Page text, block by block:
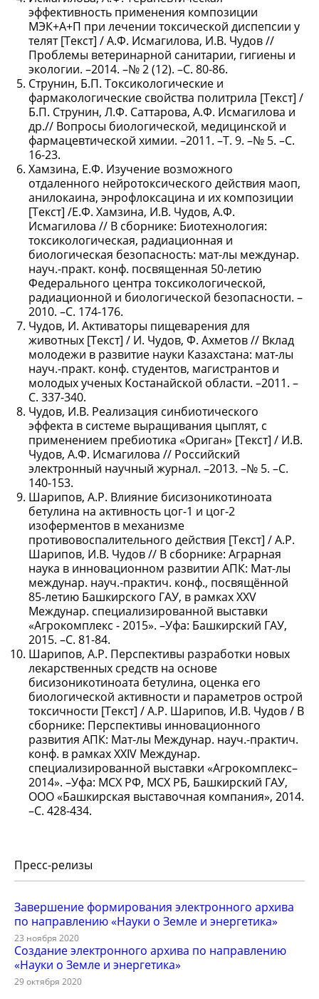
эффективность применения композиции
МЭК+А+П при лечении токсической диспепсии у
телят [Текст] / А.Ф. Исмагилова, И.В. Чудов //
Проблемы ветеринарной санитарии, гигиены и
экологии. –2014. –№ 2 (12). –С. 80-86.
Струнин, Б.П. Токсикологические и
фармакологические свойства политрила [Текст] /
Б.П. Струнин, Л.Ф. Саттарова, А.Ф. Исмагилова и
др.// Вопросы биологической, медицинской и
фармацевтической химии. –2011. –Т. 9. –№ 5. –С.
16-23.
Хамзина, Е.Ф. Изучение возможного
отдаленного нейротоксического действия маоп,
анилокаина, энрофлоксацина и их композиции
[Текст] /Е.Ф. Хамзина, И.В. Чудов, А.Ф.
Исмагилова // В сборнике: Биотехнология:
токсикологическая, радиационная и
биологическая безопасность: мат-лы междунар.
науч.-практ. конф. посвященная 50-летию
Федерального центра токсикологической,
радиационной и биологической безопасности. –
2010. –С. 174-176.
Чудов, И. Активаторы пищеварения для
животных [Текст] / И. Чудов, Ф. Ахметов // Вклад
молодежи в развитие науки Казахстана: мат-лы
науч.-практ. конф. студентов, магистрантов и
молодых ученых Костанайской области. –2011. –
С. 337-340.
Чудов, И.В. Реализация синбиотического
эффекта в системе выращивания цыплят, с
применением пребиотика «Ориган» [Текст] / И.В.
Чудов, А.Ф. Исмагилова // Российский
электронный научный журнал. –2013. –№ 5. –С.
140-153.
Шарипов, А.Р. Влияние бисизоникотиноата
бетулина на активность цог-1 и цог-2
изоферментов в механизме
противовоспалительного действия [Текст] / А.Р.
Шарипов, И.В. Чудов // В сборнике: Аграрная
наука в инновационном развитии АПК: Мат-лы
междунар. науч.-практич. конф., посвящённой
85-летию Башкирского ГАУ, в рамках XXV
Междунар. специализированной выставки
«Агрокомплекс - 2015». –Уфа: Башкирский ГАУ,
2015. –С. 81-84.
Шарипов, А.Р. Перспективы разработки новых
лекарственных средств на основе
бисизоникотиноата бетулина, оценка его
биологической активности и параметров острой
токсичности [Текст] / А.Р. Шарипов, И.В. Чудов / В
сборнике: Перспективы инновационного
развития АПК: Мат-лы Междунар. науч.-практич.
конф. в рамках XXIV Междунар.
специализированной выставки «Агрокомплекс–
2014». –Уфа: МСХ РФ, МСХ РБ, Башкирский ГАУ,
ООО «Башкирская выставочная компания», 2014.
–С. 428-434.
Пресс-релизы
Завершение формирования электронного архива
по направлению «Науки о Земле и энергетика»
23 ноября 2020
Создание электронного архива по направлению
«Науки о Земле и энергетика»
29 октября 2020